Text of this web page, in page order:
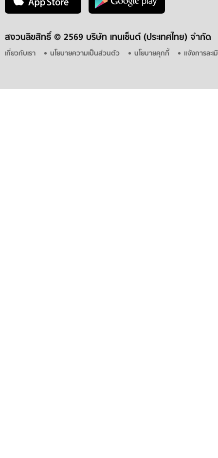
สงวนลิขสิทธิ์ © 2569 บริษัท เทนเซ็นต์ (ประเทศไทย) จำกัด
เกี่ยวกับเรา นโยบายความเป็นส่วนตัว นโยบายคุกกี้ แจ้งการละ